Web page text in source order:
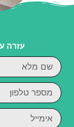
עזרה